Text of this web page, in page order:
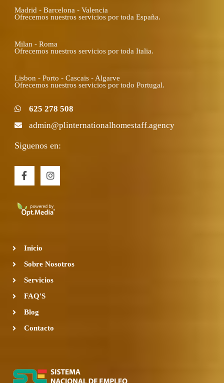
Madrid - Barcelona - Valencia
Ofrecemos nuestros servicios por toda España.
Milan - Roma
Ofrecemos nuestros servicios por toda Italia.
Lisbon - Porto - Cascais - Algarve
Ofrecemos nuestros servicios por todo Portugal.
625 278 508
admin@plinternationalhomestaff.agency
Siguenos en:
F
a
c
b
o
f
I
n
s
a
g
Inicio
Sobre Nosotros
Servicios
FAQ'S
Blog
Contacto